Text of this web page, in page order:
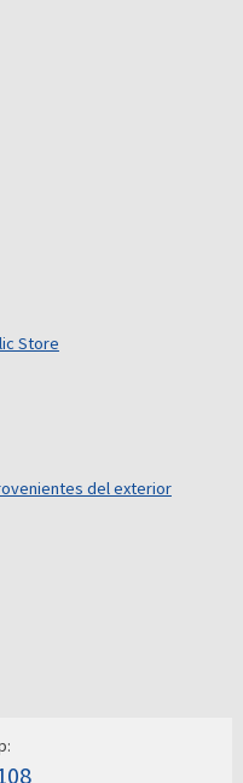
Store
del exterior